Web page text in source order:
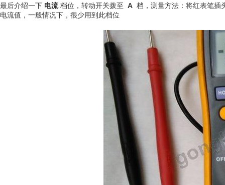
最后介绍一下 电流档位，转动开关拨至 A 档，测量方法：将红表笔插
电流值，一般情况下，很少用到此档位